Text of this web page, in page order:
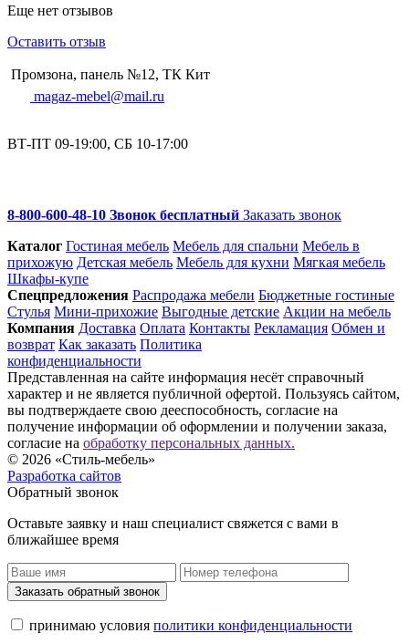
Еще нет отзывов
Оставить отзыв
Промзона, панель №12, ТК Кит
magaz-mebel@mail.ru
ВТ-ПТ 09-19:00, СБ 10-17:00
8-800-600-48-10 Звонок бесплатный Заказать звонок
Каталог Гостиная мебель Мебель для спальни Мебель в
прихожую Детская мебель Мебель для кухни Мягкая мебель
Шкафы-купе
Спец­предложения Распродажа мебели Бюджетные гостиные
Стулья Мини-прихожие Выгодные детские Акции на мебель
Компания Доставка Оплата Контакты Рекламация Обмен и
возврат Как заказать Политика
конфиденциальности
Представленная на сайте информация несёт справочный
характер и не является публичной офертой. Пользуясь сайтом,
вы подтверждаете свою дееспособность, согласие на
получение информации об оформлении и получении заказа,
согласие на обработку персональных данных.
© 2026 «Стиль-мебель»
Разработка сайтов
Обратный звонок
Оставьте заявку и наш специалист свяжется с вами в
ближайшее время
Заказать обратный звонок
принимаю условия политики конфиденциальности